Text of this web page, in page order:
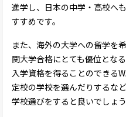
進学し、日本の中学・高校へ
すすめです。
また、海外の大学への留学を
関大学合格にとても優位とな
入学資格を得ることのできる
定校の学校を選んだりするな
学校選びをすると良いでしょう